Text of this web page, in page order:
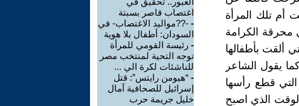
أم تلك المرأة
محرقة الكرامة
ألقت بأطفالها
يقول الشاعر
قطع رأسها
الذي اصبح
اغتصاب قاصر بسبتة
- -??مواليد الاغتصاب- في
السودان: أطفال بلا هوية
- رئيسة القومي للمرأة
توجه التحية لمنتخب مصر
للناشئات لكرة الي ...
- “هيومن رايتس”: قتل
إسرائيل للصحافية آمال
خليل جريمة حرب